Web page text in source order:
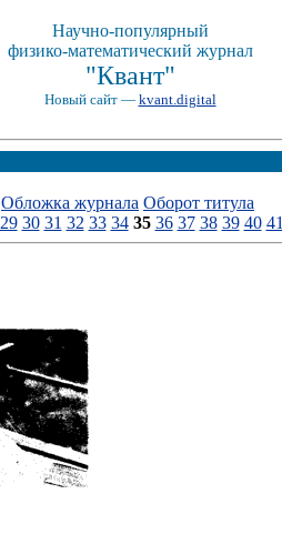
Научно-популярный
физико-математический журнал
"Квант"
Новый сайт — kvant.digital
Обложка журнала Оборот титула
29 30 31 32 33 34 35 36 37 38 39 40 41